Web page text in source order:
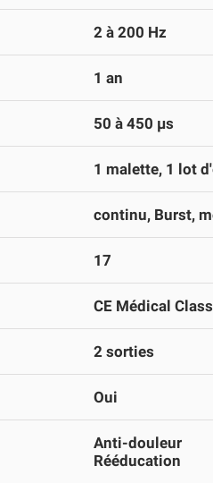
2 à 200 Hz
1 an
50 à 450 µs
1 malette, 1 lot
continu, Burst,
17
CE Médical
2 sorties
Oui
Anti-douleur
Rééducation